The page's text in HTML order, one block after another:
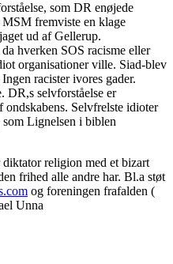
som DR enøjede
fremviste en klage
ud af Gellerup.
hverken SOS racisme eller
organisationer ville. Siad-blev
racister ivores gader.
DR,s selvforståelse er
ondskabens. Selvfrelste idioter
Lignelsen i biblen
religion med et bizart
frihed alle andre har. Bl.a støt
og foreningen frafalden (
Unna